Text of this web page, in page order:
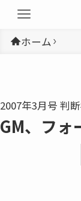
ホーム
2007年3月号 判
GM、フォ